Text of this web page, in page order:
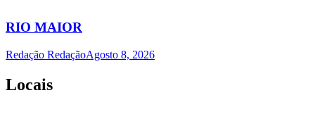
RIO MAIOR
Redação RedaçãoAgosto 8, 2026
Locais